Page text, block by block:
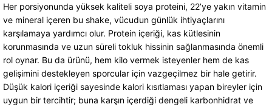
Her porsiyonunda yüksek kaliteli soya proteini, 22’ye yakın vitamin
ve mineral içeren bu shake, vücudun günlük ihtiyaçlarını
karşılamaya yardımcı olur. Protein içeriği, kas kütlesinin
korunmasında ve uzun süreli tokluk hissinin sağlanmasında önemli
rol oynar. Bu da ürünü, hem kilo vermek isteyenler hem de kas
gelişimini destekleyen sporcular için vazgeçilmez bir hale getirir.
Düşük kalori içeriği sayesinde kalori kısıtlaması yapan bireyler için
uygun bir tercihtir; buna karşın içerdiği dengeli karbonhidrat ve